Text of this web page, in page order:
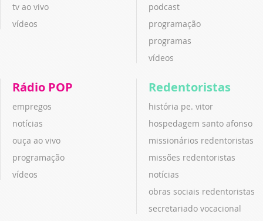
tv ao vivo
vídeos
podcast
programação
programas
vídeos
Rádio POP
empregos
notícias
ouça ao vivo
programação
vídeos
Redentoristas
história pe. vitor
hospedagem santo afonso
missionários redentoristas
missões redentoristas
notícias
obras sociais redentoristas
secretariado vocacional